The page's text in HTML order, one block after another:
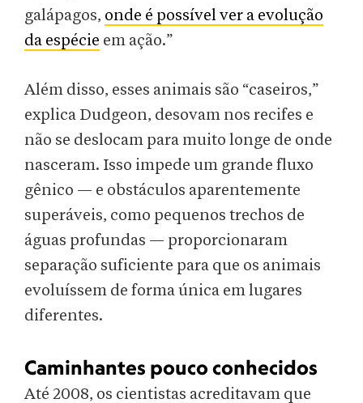
galápagos, onde é possível ver a evolução
da espécie em ação.”
Além disso, esses animais são “caseiros,”
explica Dudgeon, desovam nos recifes e
não se deslocam para muito longe de onde
nasceram. Isso impede um grande fluxo
gênico — e obstáculos aparentemente
superáveis, como pequenos trechos de
águas profundas — proporcionaram
separação suficiente para que os animais
evoluíssem de forma única em lugares
diferentes.
Caminhantes pouco conhecidos
Até 2008, os cientistas acreditavam que